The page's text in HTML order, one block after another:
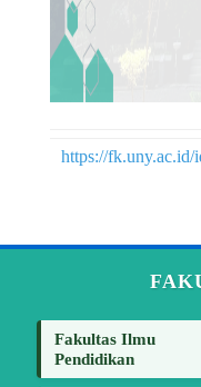
https://fk.uny.ac.id/
Fakultas Ilmu
Pendidikan